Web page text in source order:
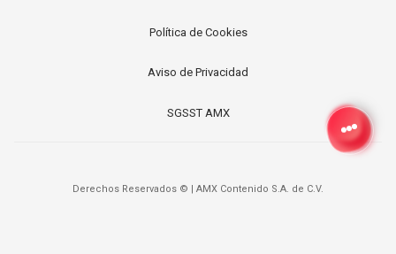
Política de Cookies
Aviso de Privacidad
SGSST AMX
Derechos Reservados © AMX Contenido S.A. de C.V.